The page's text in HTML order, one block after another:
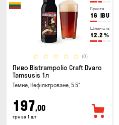
Гіркота
16 IBU
Щільність
12.2 %
(0)
Пиво Bistrampolio Craft Dvaro
Tamsusis 1л
Темне, Нефільтроване, 5.5°
197,00
грн за 1 шт